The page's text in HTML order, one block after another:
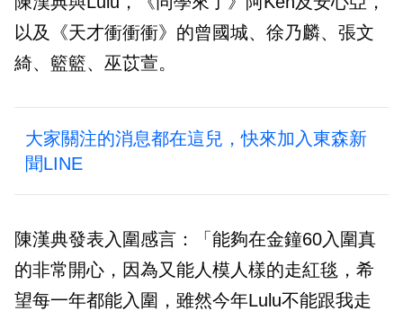
以及《天才衝衝衝》的曾國城、徐乃麟、張文
綺、籃籃、巫苡萱。
大家關注的消息都在這兒，快來加入東森新
聞LINE
陳漢典發表入圍感言：「能夠在金鐘60入圍真
的非常開心，因為又能人模人樣的走紅毯，希
望每一年都能入圍，雖然今年Lulu不能跟我走